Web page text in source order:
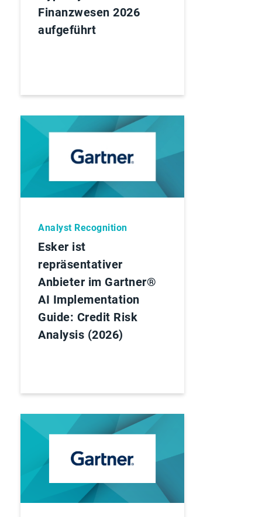
Finanzwesen 2026
aufgeführt
Analyst Recognition
Esker ist
repräsentativer
Anbieter im Gartner®
AI Implementation
Guide: Credit Risk
Analysis (2026)